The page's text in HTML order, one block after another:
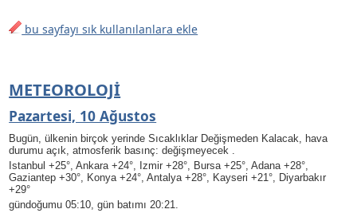
bu sayfayı sık kullanılanlara ekle
METEOROLOJI
Pazartesi, 10 Ağustos
Bugün, ülkenin birçok yerinde Sıcaklıklar Değişmeden Kalacak, hava
durumu açık, atmosferik basınç: değişmeyecek .
Istanbul +25°, Ankara +24°, Izmir +28°, Bursa +25°, Adana +28°,
Gaziantep +30°, Konya +24°, Antalya +28°, Kayseri +21°, Diyarbakır
+29°
gündoğumu 05:10, gün batımı 20:21.